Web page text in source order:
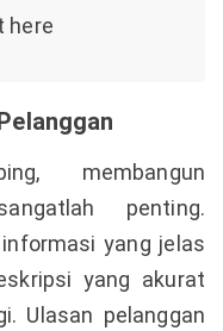
membangun
penting.
yang jelas
yang akurat
Ulasan pelanggan